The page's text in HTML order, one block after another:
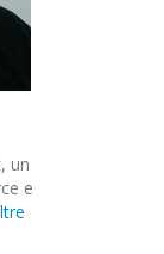
un
e